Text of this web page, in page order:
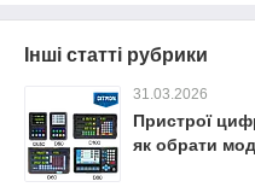
Інші статті рубрики
31.03.2026
Пристрої
як обрати